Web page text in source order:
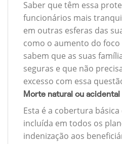
Saber que têm essa
funcionários mais
em outras esferas das
como o aumento do
sabem que as suas
seguras e que não
excesso com essa
Morte natural ou acidental
Esta é a cobertura
incluída em todos os
indenização aos